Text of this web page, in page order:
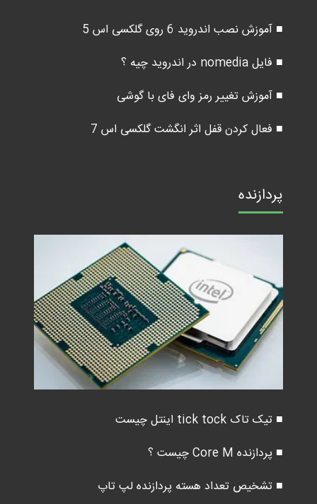
■ آموزش نصب اندروید 6 روی گلکسی اس 5
■ فایل nomedia در اندروید چیه ؟
■ آموزش تغییر رمز وای فای با گوشی
■ فعال کردن قفل اثر انگشت گلکسی اس 7
پردازنده
■ تیک تاک tick tock اینتل چیست
■ پردازنده Core M چیست ؟
■ تشخیص تعداد هسته پردازنده لپ تاپ